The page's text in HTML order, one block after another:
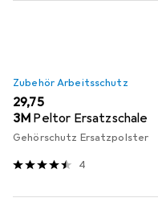
Zubehör Arbeitsschutz
EUR
29,75
3M Peltor Ersatzschale
Gehörschutz Ersatzpolster
4